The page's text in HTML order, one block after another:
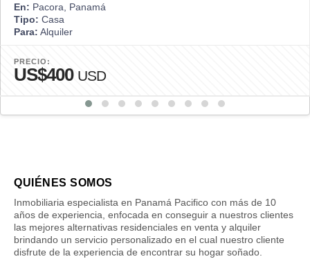
En: Pacora, Panamá
Tipo: Casa
Para: Alquiler
PRECIO:
US$400 USD
QUIÉNES SOMOS
Inmobiliaria especialista en Panamá Pacifico con más de 10
años de experiencia, enfocada en conseguir a nuestros clientes
las mejores alternativas residenciales en venta y alquiler
brindando un servicio personalizado en el cual nuestro cliente
disfrute de la experiencia de encontrar su hogar soñado.